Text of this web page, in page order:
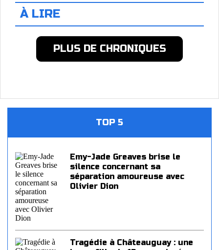
À LIRE
PLUS DE CHRONIQUES
TOP 5
Emy-Jade Greaves brise le
silence concernant sa
séparation amoureuse avec
Olivier Dion
Tragédie à Châteauguay : une